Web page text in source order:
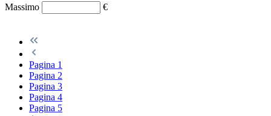
Massimo
€
Pagina 1
Pagina 2
Pagina 3
Pagina 4
Pagina 5